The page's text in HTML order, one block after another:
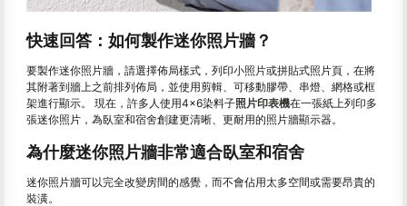
快速回答：如何製作迷你照片牆？
要製作迷你照片牆，請選擇佈局樣式，列印小照片或拼貼式照片頁，在將
其附著到牆上之前排列佈局，並使用剪輯、可移動膠帶、串燈、網格或框
架進行顯示。 現在，許多人使用4×6染料子照片印表機在一張紙上列印多
張迷你照片，為臥室和宿舍創建更清晰、更耐用的照片牆顯示器。
為什麼迷你照片牆非常適合臥室和宿舍
迷你照片牆可以完全改變房間的感覺，而不會佔用太多空間或需要昂貴的
裝潢。